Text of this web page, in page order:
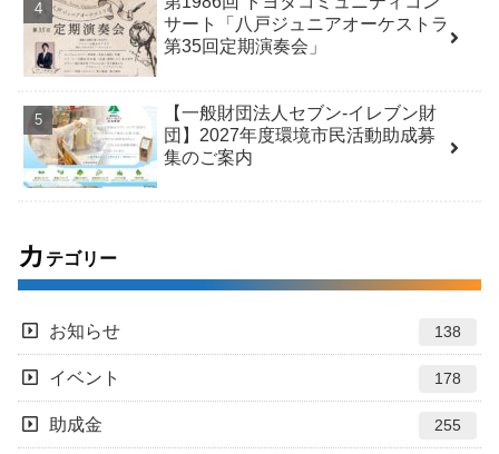
サート「八戸ジュニアオーケストラ
第35回定期演奏会」
【一般財団法人セブン-イレブン財
団】2027年度環境市民活動助成募
集のご案内
カ テゴリー
お知らせ 138
イベント 178
助成金 255